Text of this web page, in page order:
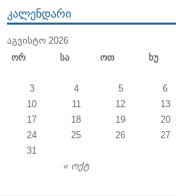
ᲙᲐᲚᲔᲜᲓᲐᲠᲘ
ᲐᲒᲕᲘᲡᲢᲝ 2026
Ორ
Სა Ოთ Ხუ
« ოქტ
3
4 5 6
10
11 12 13
17
18 19 20
24
25 26 27
31